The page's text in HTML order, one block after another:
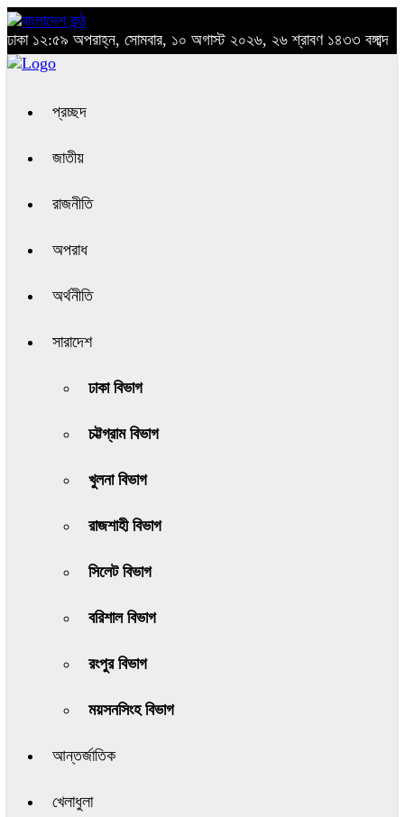
ঢাকা ১২:৫৯ অপরাহ্ন, সোমবার, ১০ অগাস্ট ২০২৬, ২৬ শ্রাবণ ১৪৩৩ বঙ্গাব্দ
প্রচ্ছদ
জাতীয়
রাজনীতি
অপরাধ
অর্থনীতি
সারাদেশ
ঢাকা বিভাগ
চট্টগ্রাম বিভাগ
খুলনা বিভাগ
রাজশাহী বিভাগ
সিলেট বিভাগ
বরিশাল বিভাগ
রংপুর বিভাগ
ময়সনসিংহ বিভাগ
আন্তর্জাতিক
খেলাধুলা